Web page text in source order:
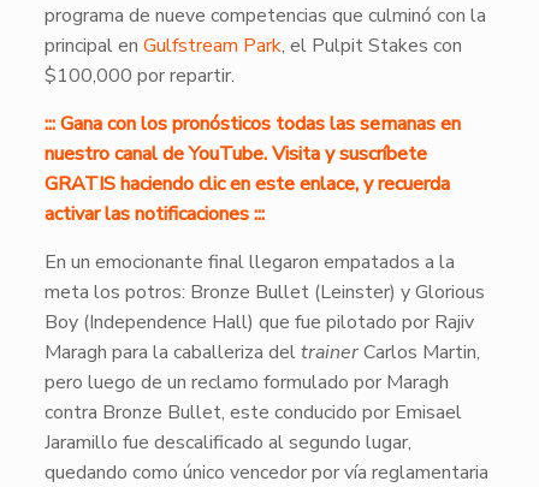
programa de nueve competencias que culminó con la
principal en Gulfstream Park, el Pulpit Stakes con
$100,000 por repartir.
::: Gana con los pronósticos todas las semanas en
nuestro canal de YouTube. Visita y suscríbete
GRATIS haciendo clic en este enlace, y recuerda
activar las notificaciones :::
En un emocionante final llegaron empatados a la
meta los potros: Bronze Bullet (Leinster) y Glorious
Boy (Independence Hall) que fue pilotado por Rajiv
Maragh para la caballeriza deltrainerCarlos Martin,
pero luego de un reclamo formulado por Maragh
contra Bronze Bullet, este conducido por Emisael
Jaramillo fue descalificado al segundo lugar,
quedando como único vencedor por vía reglamentaria